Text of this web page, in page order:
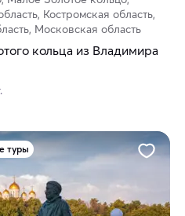
Костромская область,
Московская область
кольца из Владимира
туры